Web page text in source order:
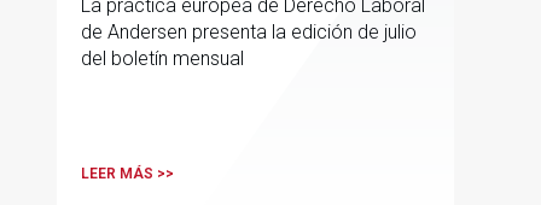
La práctica europea de Derecho Laboral
de Andersen presenta la edición de julio
del boletín mensual
LEER MÁS >>